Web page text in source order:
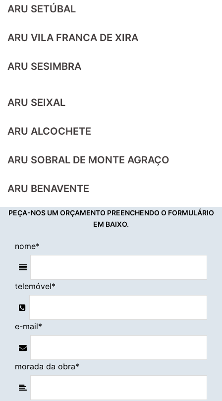
ARU SETÚBAL
ARU VILA FRANCA DE XIRA
ARU SESIMBRA
ARU SEIXAL
ARU ALCOCHETE
ARU SOBRAL DE MONTE AGRAÇO
ARU BENAVENTE
PEÇA-NOS UM ORÇAMENTO PREENCHENDO O FORMULÁRIO
EM BAIXO.
nome*
telemóvel*
e-mail*
morada da obra*